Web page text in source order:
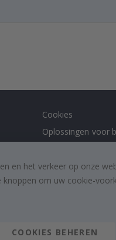
Cookies
Oplossingen voor
Samenwerken
Instructies
en het verkeer op onze
om uw cookie-
COOKIES BEHEREN